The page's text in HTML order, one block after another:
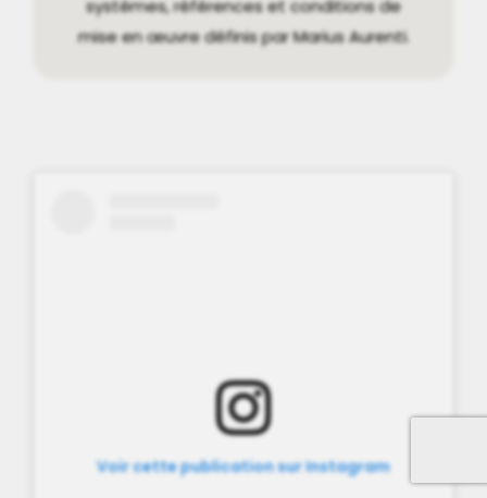
systèmes, références et conditions de
mise en œuvre définis par Marius Aurenti.
Voir cette publication sur Instagram